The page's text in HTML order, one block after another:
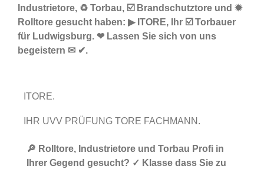
Industrietore, ♻ Torbau, ☑️ Brandschutztore und ✹
Rolltore gesucht haben: ▶︎ ITORE, Ihr ☑️ Torbauer
für Ludwigsburg. ❤ Lassen Sie sich von uns
begeistern ✉ ✔.
ITORE.
IHR UVV PRÜFUNG TORE FACHMANN.
🔎 Rolltore, Industrietore und Torbau Profi in
Ihrer Gegend gesucht? ✓ Klasse dass Sie zu